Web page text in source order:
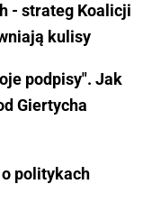
- strateg Koalicji
kulisy
podpisy". Jak
Giertycha
politykach